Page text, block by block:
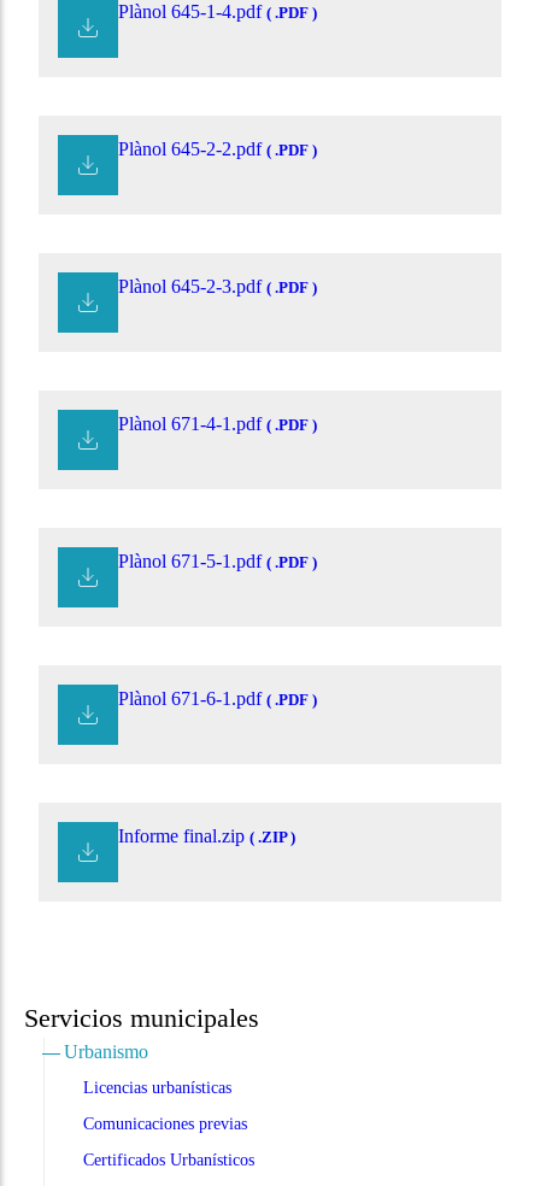
Servicios municipales
Urbanismo
Licencias urbanísticas
Comunicaciones previas
Certificados Urbanísticos
Plànol 645-1-4.pdf ( .PDF )
Plànol 645-2-2.pdf ( .PDF )
Plànol 645-2-3.pdf ( .PDF )
Plànol 671-4-1.pdf ( .PDF )
Plànol 671-5-1.pdf ( .PDF )
Plànol 671-6-1.pdf ( .PDF )
Informe final.zip ( .ZIP )